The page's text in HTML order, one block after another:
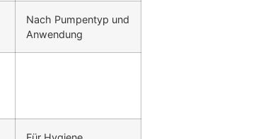
Nach Pumpentyp und
Anwendung